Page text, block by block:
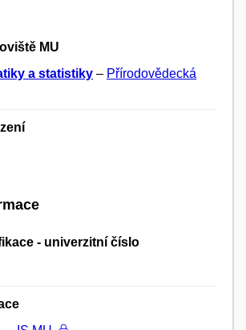
MU
a statistiky – Přírodovědecká
- univerzitní číslo